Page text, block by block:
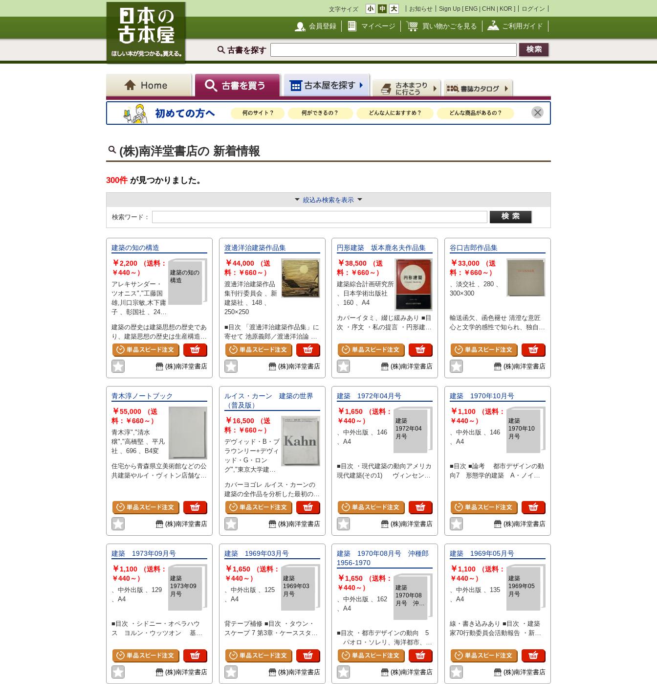
文字サイズ お知らせ Sign Up [ ENG | CHN | KOR ] ログイン
会員登録 マイページ 買い物かごを見る ご利用ガイド
古書を探す
(株)南洋堂書店の 新着情報
300件 が見つかりました。
絞込み検索を表示
検索ワード：
建築の知の構造
建築の知の
構造
￥2,200
（送料：
￥440～）
アレキサンダー・
ツオニス","工藤国
雄,川口宗敏,木下庸
子 、彰国社 、248
建築の歴史は建築思想の歴史であ
り、建築思想の歴史は生産構造の
歴史であり支配構造の歴史であ
る。建築形態と建築知（思想）と
社会大系は、その構造において相
似である。本書は、構造主義の立
論である。
(株)南洋堂書店
渡邊洋治建築作品集
￥44,000
（送
料：￥660～）
渡邊洋治建築作品
集刊行委員会 、新
建築社 、148 、
250×250
■目次 「渡邊洋治建築作品集」に
寄せて 池原義郎／渡邊洋治論 長
谷川堯／年譜／作品譜／作品系統
図／交遊録 宮谷重雄／私の建築
観 渡邊洋治／作品批評 吉阪隆
正 ■作品 バスティーユ・オペラ
館」／名護市庁舎／パーレビ国立
図書館／斜めの家（田中邸）／ア
ラブ首長国連邦開発銀行国際ホテ
ル／大昌ビル／シリア国会図書館
／第5スカイビル／ユーゴスラビ
ア国立オペラハウス群／フランス
文部省現代芸術センター／鉄のマ
ンション（第3スカイビル）／最
高裁判所／三多摩砦（西田邸）／
（岩片邸）／日本万国博覧会本部
ビル／北海道百年記念塔／日本ラ
ンド観光開発／十里木の山荘（冨
士門田邸）／井桁の家（蓑田邸）
／糸魚川善導寺／自邸（渡邊洋治
建築事務所ビル）
(株)南洋堂書店
円形建築 坂本鹿名夫作品集
￥38,500
（送
料：￥660～）
建築綜合計画研究所
、日本学術出版社
、160 、A4
カバーイタミ、綴じ緩みあり ■目
次 ・序文 ・私の提言 ・円形建築
用 ・作品例 学校 金城高等
女学校／山崎学園／帝塚山学園
武蔵野赤十字高等看護学院／
清風学園／江別市立江別小学校
立日高中学校／目白学園／明倫学
園 梅花学園／照国商業高等
学校／浪速短期大学／宝塚市立第
一小学校 大湊町立大湊小学
校／東京経済大学／都立大泉高等
学校体育館 明星学苑／山崎
学園第二、第三期／宝塚市立長尾
書館 劇場及び公会堂 あや
め池円形大劇場／八尾市庁舎及び
羅宮鳥羽分社／立正交成会大聖堂
病院建築 武蔵野赤十字病
院第三病棟／秩父宮記念産院
葛飾赤十字産院／津軽厚生病
ホテル／武蔵野赤十字看護婦寄宿
舎 デパート ショッピン
グ・センター 住宅 円形住
宅試案／KA邸／建築綜合計画研
究所 小杉医院／六坪の家／S
邸／K邸／O邸 家具 机付椅
子 ・構造、概要 ・施行概要 ・設
(株)南洋堂書店
谷口吉郎作品集
￥33,000
（送
料：￥660～）
、淡交社 、280 、
300×300
輸送函欠、函色褪せ 清澄な意匠
心と文学的感性で知られ、独自の
谷口吉郎の豪華作品集。 序文 村
野藤吾 収録作品 55件(写真191
点、図面35点、随想28題) 作品年
譜 124件 あとがき 谷口吉生
(株)南洋堂書店
青木淳ノートブック
￥55,000
（送
料：￥660～）
青木淳","清水
穣","高橋堅 、平凡
社 、696 、B4変
住宅から青森県立美術館などの公
共建築やルイ・ヴィトン店舗など
岐にわたる仕事。その傍らにいつ
もあるノート、1992年4月1日か
ら2012年11月22日までの104冊、
KOKUYO A4ノート全ページを完
ろんのこと、コンペ案など完成に
至らなかった多くの作品のスケッ
チやメモ、原稿のためのメモなど
を編年体で網羅。創造における試
行錯誤の跡を辿る。 処女作「H」
や進行中の「三次市民ホール」な
ど20プロジェクトをセレクトし、
中に挿入。また細かい文字や図な
ど細部を観察するのに最適なルー
(株)南洋堂書店
ルイス・カーン 建築の世界
（普及版）
￥ 16,500
（送
料：￥660～）
デヴィッド・B・ブ
ラウンリー+デヴィ
ッド・G・ロン
グ","東京大学建築
デルファイ研究所
、450 、304×241
カバーヨゴレ ルイス・カーンの
建築の全作品を分析した最初の包
括的な文献。この本の主要な論文
は、カーンの建築の様々な観点と
時期に特に注目したもの。160ペ
ージのカラー図版によるポートフ
キンベル美術館、イエール大学英
国美術センター、ダッカの国会議
事堂などの建築物と計画案を具体
的に分析。カーンの経歴と、
1925年から1974年までの作品と
計画案の全リスト、参考文献リス
(株)南洋堂書店
建築 1972年04月号
建築
1972年04
月号
￥ 1,650
（送料：
￥440～）
、中外出版 、146
、A4
■目次 ・現代建築の動向アメリカ
現代建築(その1) ヴィンセン
ンセント・クリングの方法論
伊東忠彦 ・われわれはすべての
ものを建築する Vincent G.
Kling ・建築家の責務 Vincent
のカフェテリア アメリカン・
サイファナミッド・カンパニー
セントラル・ペン・ナショナ
ル・バンク コンコーディア・
ルーセラン・カレッジ ・アルバ
ー・アアルト(その2)1952 1956
アトリエにおけるアアルト
川野 ・関西建築界の新しい波
(その2) ・無聊住宅設計作法 渡
辺豊和 学生下宿 高津宅 ・下
宿館曲学的建築評 毛綱モン太
・呼応の方法 人間拠点回復の建
築 70年代の模索の中から 安藤
(株)南洋堂書店
建築 1970年10月号
建築
1970年10
月号
￥ 1,100
（送料：
￥440～）
、中外出版 、146
、A4
■目次 ■論考 都市デザインの動
向7 形態学的建築 A・ノイマ
宅その1 プレハブなんてもう古
い 部品化住宅論 大野勝彦
ルポルタージュ：住宅産業の周辺
1970夏 石山修武＋大野勝彦
再認識 浜口隆一 ラ・モザイ
ク 建築か革命か D.ゴールドシ
ュミット ■作品 静岡・新聞放
送会館1号館 丹下健三＋都市建
築設計研究所 集団製作1961-70
地方の建築：山形 秦・伊藤建
築設計事務所、平吹建築設計事務
所 日大病院 伊藤喜三郎建築
設計事務所 高層集合住宅の換
(株)南洋堂書店
建築 1973年09月号
建築
1973年09
月号
￥ 1,100
（送料：
￥440～）
、中外出版 、129
、A4
■目次 ・シドニー・オペラハウ
ス ヨルン・ウッツオン 基壇
ドニー・オペラハウスを見て
栄久庵憲司 ・異形の建築(その3)
奇館異感 3完 江戸三大奇館 2
阪東霊場・笠森寺大悲閣 毛綱
(株)南洋堂書店
建築 1969年03月号
建築
1969年03
月号
￥ 1,650
（送料：
￥440～）
、中外出版 、125
、A4
背テープ補修 ■目次 ・タウン・
スケープ 7 第3章・ケーススタデ
・近代建築再考 4 構成主義建築
運動 藤井正一郎 ・造形の生態
学的考察序説 3 吉阪隆正 ・道
の空間 平山忠治 ・特集:ブルー
(株)南洋堂書店
建築 1970年08月号 沖種郎
1956-1970
建築
1970年08
月号 沖種
1970
￥ 1,650
（送料：
￥440～）
、中外出版 、162
、A4
■目次 ・都市デザインの動向 5
パオロ・ソレリ、海洋都市、ア
ーキグラム シードヘルム、マ
リアコティ、水生物都市 アト
リエP+F ・特集 沖種郎1956-
1970 宮津市庁舎、旭洋印刷、
(株)南洋堂書店
建築 1969年05月号
建築
1969年05
月号
￥ 1,100
（送料：
￥440～）
、中外出版 、135
、A4
線・書き込みあり ■目次 ・建築
家70行動委員会活動報告 ・新建
ープ 9 第4章・アーバンデザイン
ヘの展望 1 ユルバニスム試論
田中滋穂 ・北欧の建築 5 ラ
スムッセン 吉田鉄郎・訳 ・
(株)南洋堂書店